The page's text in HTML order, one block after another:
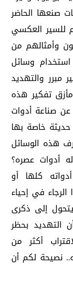
صنعها الحاضر
للسير العكسي
وأمثالهم من
وسائل
والتهديد
تفكير هذه
عن صناعة أدوات
خاصة بها
هذه الوسائل
أدوات عصره؟
كلها أو
في إحياء
إلى ذكرى
التهديد بحظر
أكثر من
نصيحة لكم أن